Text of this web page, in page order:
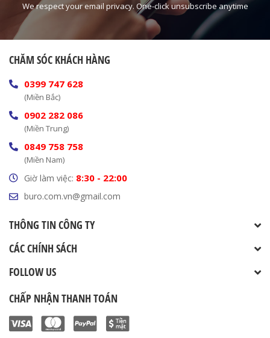
We respect your email privacy. One-click unsubscribe anytime
CHĂM SÓC KHÁCH HÀNG
0399 747 628
(Miền Bắc)
0902 282 086
(Miền Trung)
0849 758 758
(Miền Nam)
Giờ làm việc: 8:30 - 22:00
buro.com.vn@gmail.com
THÔNG TIN CÔNG TY
CÁC CHÍNH SÁCH
FOLLOW US
CHẤP NHẬN THANH TOÁN